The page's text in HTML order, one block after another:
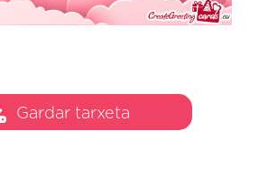
Gardar tarxeta